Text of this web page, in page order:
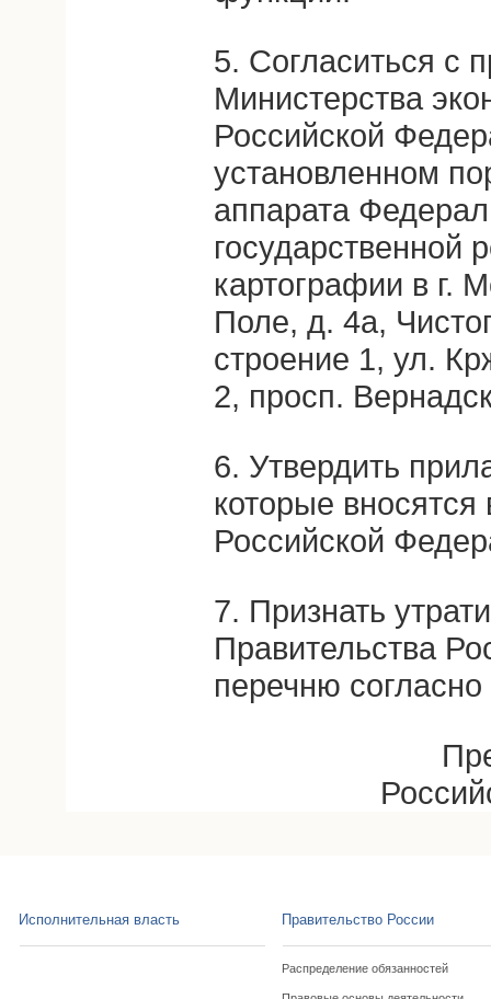
5. Согласиться с
Министерства
Российской
установленном
аппарата
государственной
картографии в г.
Поле, д. 4а,
строение 1, ул.
2, просп.
6. Утвердить
которые
Российской
7. Признать
Правительства
перечню
Исполнительная власть Правительство России
Распределение обязанностей